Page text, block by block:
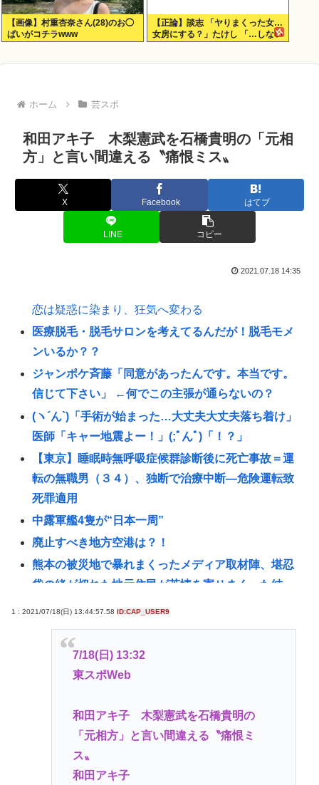
【画像】村重杏奈さん(28)のお◯
ぱいがコチラwww
【正論】談志 「ヤりまくった女…
女房にする？」たけし 「…しない
ホーム 芸スポ
和田アキ子 木梨憲武を石橋貴明の「元相
方」と言い間違える〝痛恨ミス〟
X Facebook はてブ
LINE コピー
2021.07.18 14:35
恋は疑惑に染まり、狂気へ変わる
医療脱毛・脱毛サロンを考えてるんだが！脱毛モメ
ンいるか？？
ジャンポケ斉藤「同意があったんです。本当です。
信じて下さい」 ←何でこの主張が通らないの？
(ヽ´ん`)「手術が始まった…大丈夫大丈夫落ち着け」
医師「キャー地震よー！」(;ﾟんﾟ)「！？」
【東京】睡眠時無呼吸症候群診断後に死亡事故＝運
転の無職男（３４）、独断で治療中断―危険運転致
死罪適用
中露軍艦4隻が“日本一周”
廃止すべき地方空港は？！
熊本の被災地で暴れまくったメディア取材陣、堪忍
袋の緒が切れた地元住民が苦情を寄せまくった結
【北海道】『クマスプレーを誤って噴射してしまい
浴びてしまった』トムラウシ山で登山中の女子高校
生が熊除
う 熊本県八代
サイバーコネクトツー取締役松山洋、ジャンプ垢に
ブロックされてお気持ち表明。何かあったらまず晒
す！これが令和のレスバや！
1 : 2021/07/18(日) 13:44:57.58 ID:CAP_USER9
7/18(日) 13:32
東スポWeb
和田アキ子 木梨憲武を石橋貴明の
「元相方」と言い間違える〝痛恨ミ
ス〟
和田アキ子